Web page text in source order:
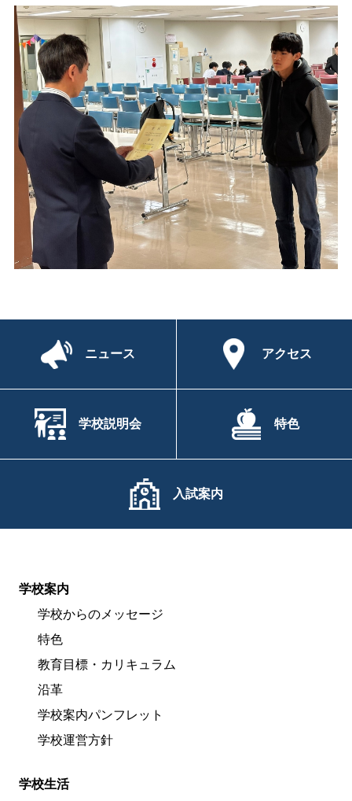
ニュース アクセス
学校説明会 特色
入試案内
学校案内
学校からのメッセージ
特色
教育目標・カリキュラム
沿革
学校案内パンフレット
学校運営方針
学校生活